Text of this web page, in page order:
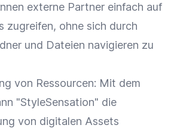
externe Partner einfach auf
zugreifen, ohne sich durch
und Dateien navigieren zu
von Ressourcen: Mit dem
"StyleSensation" die
von digitalen Assets